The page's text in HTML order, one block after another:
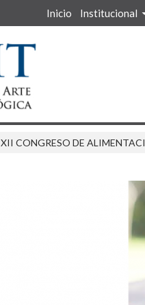
Inicio Institucional
XII CONGRESO DE